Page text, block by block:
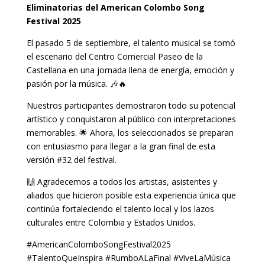
Eliminatorias del American Colombo Song
Festival 2025
El pasado 5 de septiembre, el talento musical se tomó
el escenario del Centro Comercial Paseo de la
Castellana en una jornada llena de energía, emoción y
pasión por la música. 🎶🔥
Nuestros participantes demostraron todo su potencial
artístico y conquistaron al público con interpretaciones
memorables. 🌟 Ahora, los seleccionados se preparan
con entusiasmo para llegar a la gran final de esta
versión #32 del festival.
🙌 Agradecemos a todos los artistas, asistentes y
aliados que hicieron posible esta experiencia única que
continúa fortaleciendo el talento local y los lazos
culturales entre Colombia y Estados Unidos.
#AmericanColomboSongFestival2025
#TalentoQueInspira #RumboALaFinal #ViveLaMúsica